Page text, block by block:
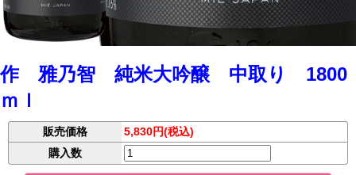
作 雅乃智 純米大吟醸 中取り 1800
ｍｌ
販売価格
5,830円(税込)
購入数